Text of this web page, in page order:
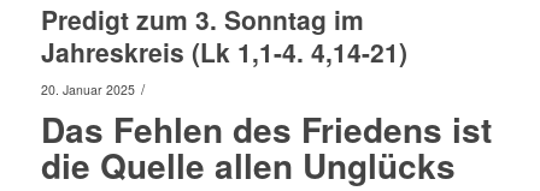
Predigt zum 3. Sonntag im
Jahreskreis (Lk 1,1-4. 4,14-21)
20. Januar 2025 /
Das Fehlen des Friedens ist
die Quelle allen Unglücks